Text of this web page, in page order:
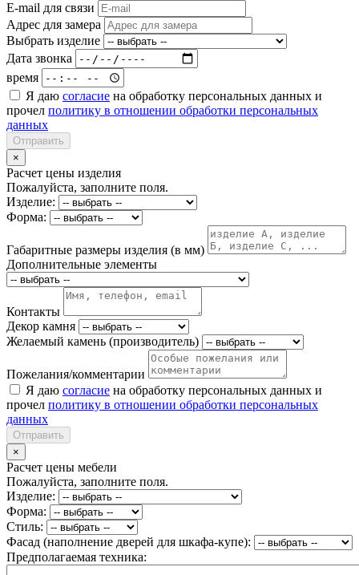
E-mail для связи
Адрес для замера
Выбрать изделие
Дата звонка
время
Я даю согласие на обработку персональных данных и
прочел политику в отношении обработки персональных
данных
Отправить
×
Расчет цены изделия
Пожалуйста, заполните поля.
Изделие:
Форма:
Габаритные размеры изделия (в мм)
Дополнительные элементы
Контакты
Декор камня
Желаемый камень (производитель)
Пожелания/комментарии
Я даю согласие на обработку персональных данных и
прочел политику в отношении обработки персональных
данных
Отправить
×
Расчет цены мебели
Пожалуйста, заполните поля.
Изделие:
Форма:
Стиль:
Фасад (наполнение дверей для шкафа-купе):
Предполагаемая техника: